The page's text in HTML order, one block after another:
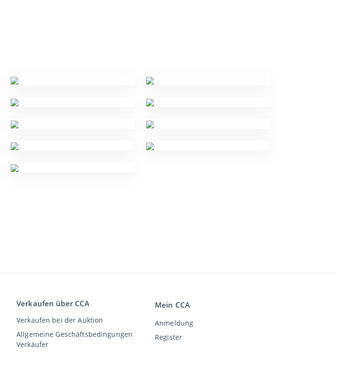
Verkaufen über CCA
Verkaufen bei der Auktion
Allgemeine Geschäftsbedingungen
Verkäufer
Mein CCA
Anmeldung
Register